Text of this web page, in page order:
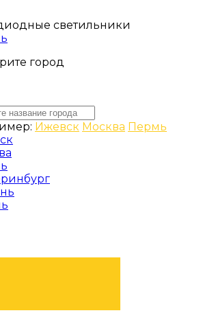
светильники
город
Ижевск Москва Пермь